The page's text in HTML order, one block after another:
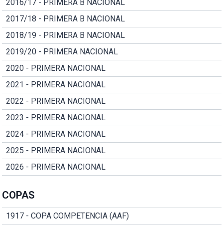
2016/17 - PRIMERA B NACIONAL
2017/18 - PRIMERA B NACIONAL
2018/19 - PRIMERA B NACIONAL
2019/20 - PRIMERA NACIONAL
2020 - PRIMERA NACIONAL
2021 - PRIMERA NACIONAL
2022 - PRIMERA NACIONAL
2023 - PRIMERA NACIONAL
2024 - PRIMERA NACIONAL
2025 - PRIMERA NACIONAL
2026 - PRIMERA NACIONAL
COPAS
1917 - COPA COMPETENCIA (AAF)